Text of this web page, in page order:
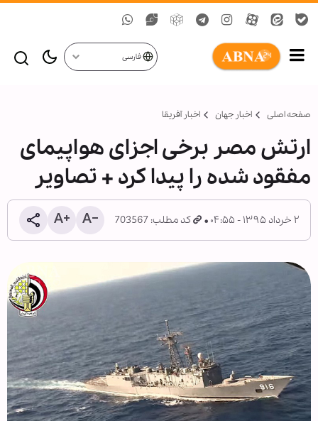
فارسی
صفحه اصلی اخبار جهان اخبار آفریقا
ارتش مصر برخی اجزای هواپیمای
مفقود شده را پیدا کرد + تصاویر
۲ خرداد ۱۳۹۵ - ۰۴:۵۵ کد مطلب: 703567